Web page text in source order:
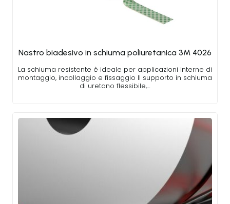
Nastro biadesivo in schiuma poliuretanica 3M 4026
La schiuma resistente è ideale per applicazioni interne di
montaggio, incollaggio e fissaggio Il supporto in schiuma
di uretano flessibile,…